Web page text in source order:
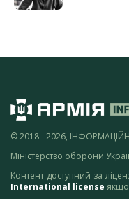
© 2018 - 2026,
Міністерство оборони
Контент доступний за
International license